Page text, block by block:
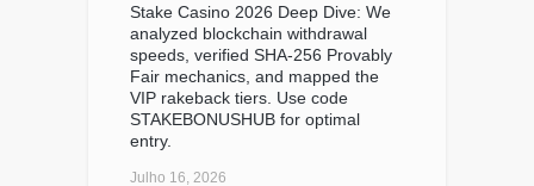
Stake Casino 2026 Deep Dive: We
analyzed blockchain withdrawal
speeds, verified SHA-256 Provably
Fair mechanics, and mapped the
VIP rakeback tiers. Use code
STAKEBONUSHUB for optimal
entry.
Julho 16, 2026